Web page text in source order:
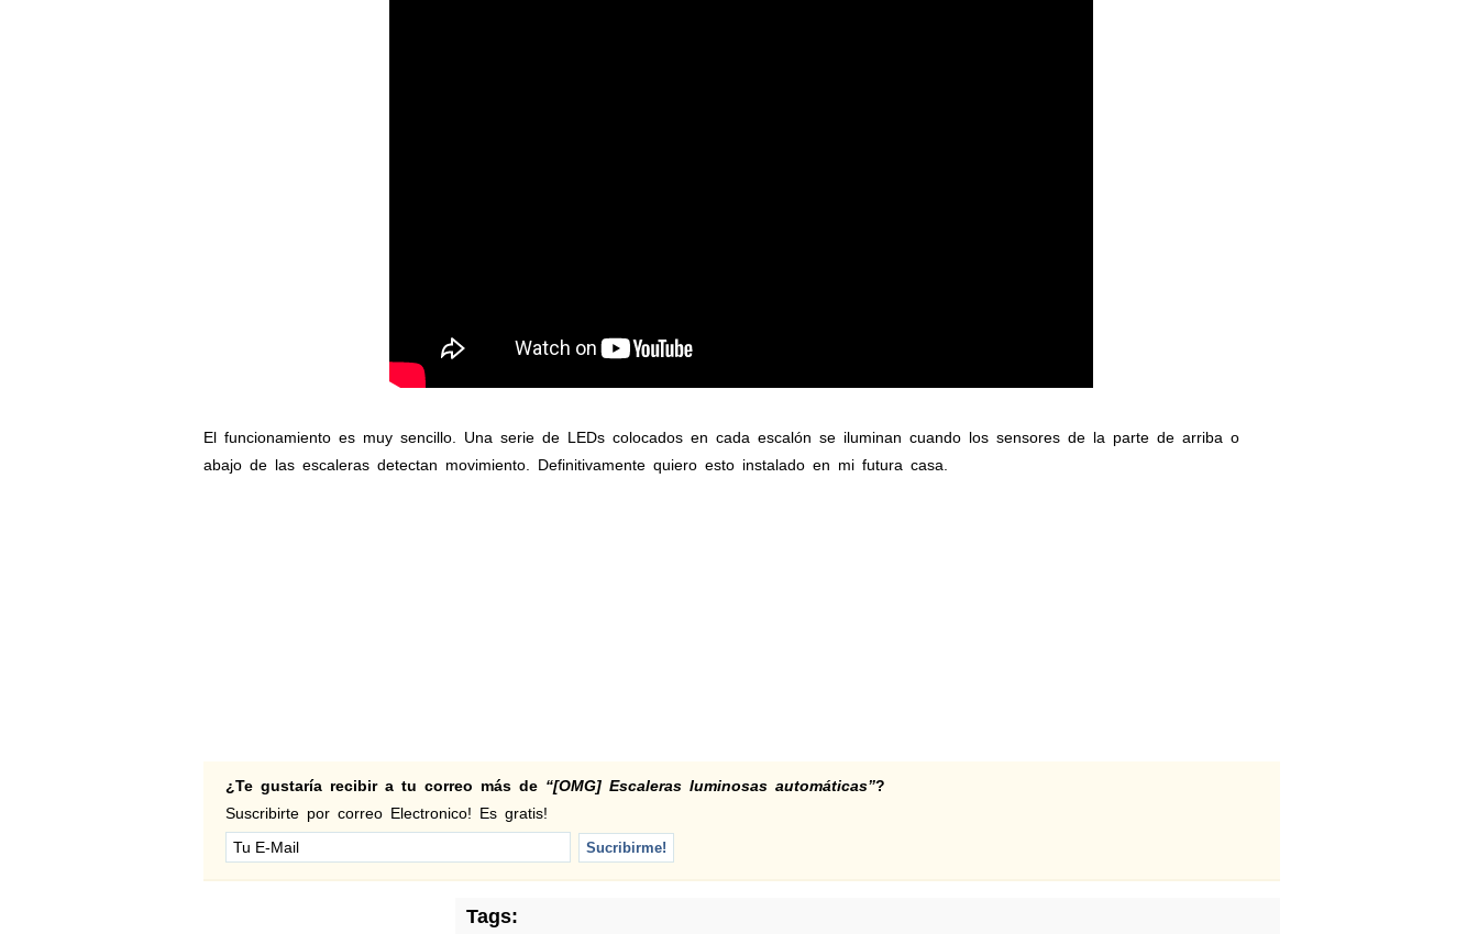
El funcionamiento es muy sencillo. Una serie de LEDs colocados en cada escalón se iluminan cuando los sensores de la parte de arriba o
abajo de las escaleras detectan movimiento. Definitivamente quiero esto instalado en mi futura casa.
¿Te gustaría recibir a tu correo más de “[OMG] Escaleras luminosas automáticas”?
Suscribirte por correo Electronico! Es gratis!
Tags: